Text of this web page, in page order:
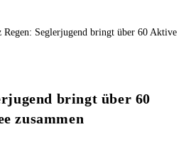
bringt über 60
zusammen